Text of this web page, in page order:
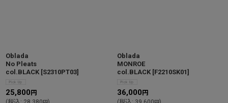
Oblada
No Pleats
col.BLACK [S2310PT03]
25,800 円
Oblada
MONROE
col.BLACK [F2210SK01]
36,000 円